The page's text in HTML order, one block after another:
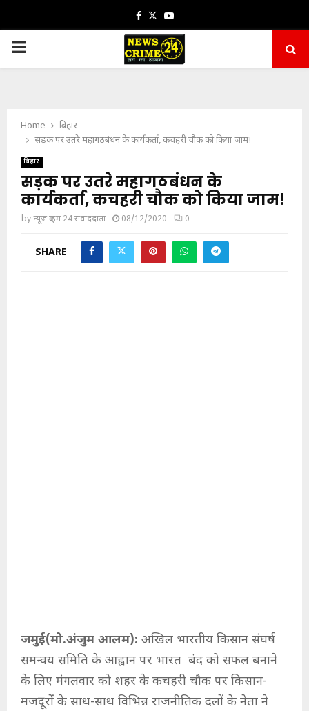
Facebook
TwitterYoutube
PRIMARY
Home
बिहार
सड़क पर उतरे महागठबंधन के कार्यकर्ता, कचहरी चौक को किया जाम!
बिहार
सड़क पर उतरे महागठबंधन के
कार्यकर्ता, कचहरी चौक को किया जाम!
byन्यूज़ क्राइम 24 संवाददाता 08/12/2020 0
SHARE
जमुई(मो.अंजुम आलम): अखिल भारतीय किसान संघर्ष
समन्वय समिति के आह्वान पर भारत बंद को सफल बनाने
के लिए मंगलवार को शहर के कचहरी चौक पर किसान-
मजदूरों के साथ-साथ विभिन्न राजनीतिक दलों के नेता ने